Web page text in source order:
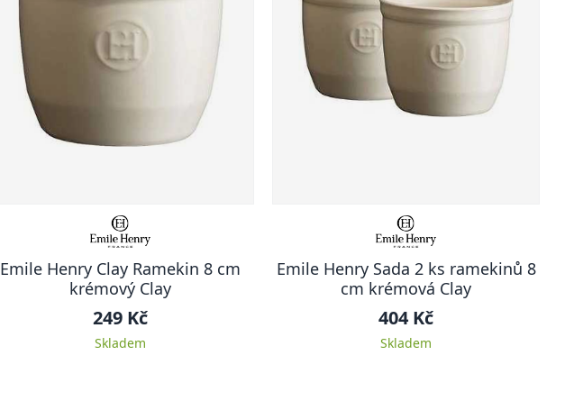
Emile Henry Clay Ramekin 8 cm
krémový Clay
249 Kč
Skladem
Emile Henry Sada 2 ks ramekinů 8
cm krémová Clay
404 Kč
Skladem